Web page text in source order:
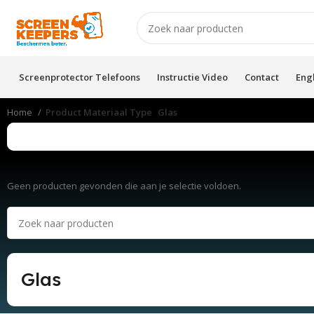
Screenprotector Telefoons Instructie Video Contact
Home Product Materiaal Type Glas
Geen producten gevonden die aan je selectie voldoen.
Glas